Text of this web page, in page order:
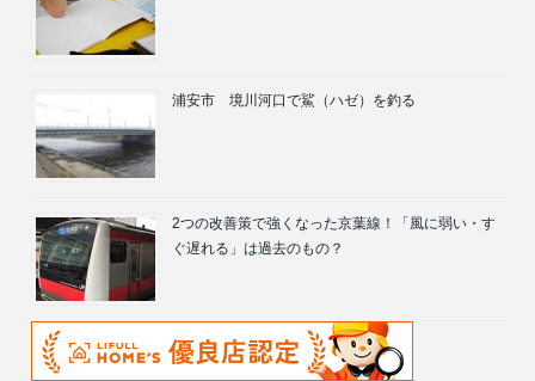
浦安市 境川河口で鯊（ハゼ）を釣る
2つの改善策で強くなった京葉線！「風に弱い・す
ぐ遅れる」は過去のもの？